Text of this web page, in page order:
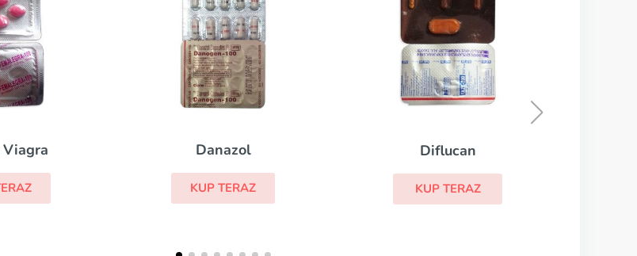
Danazol
KUP TERAZ
Diflucan
KUP TERAZ
Dostinex
KUP TERAZ